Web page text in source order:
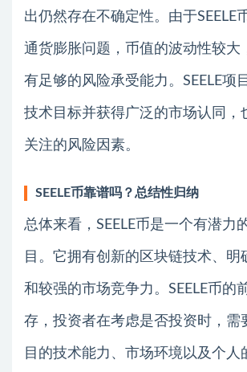
出仍然存在不确定性。由于SEELE
通货膨胀问题，币值的波动性较大
有足够的风险承受能力。SEELE项
技术目标并获得广泛的市场认同，
关注的风险因素。
SEELE币靠谱吗？总结性归纳
总体来看，SEELE币是一个有潜力
目。它拥有创新的区块链技术、明
和较强的市场竞争力。SEELE币的
存，投资者在考虑是否投资时，需
目的技术能力、市场环境以及个人